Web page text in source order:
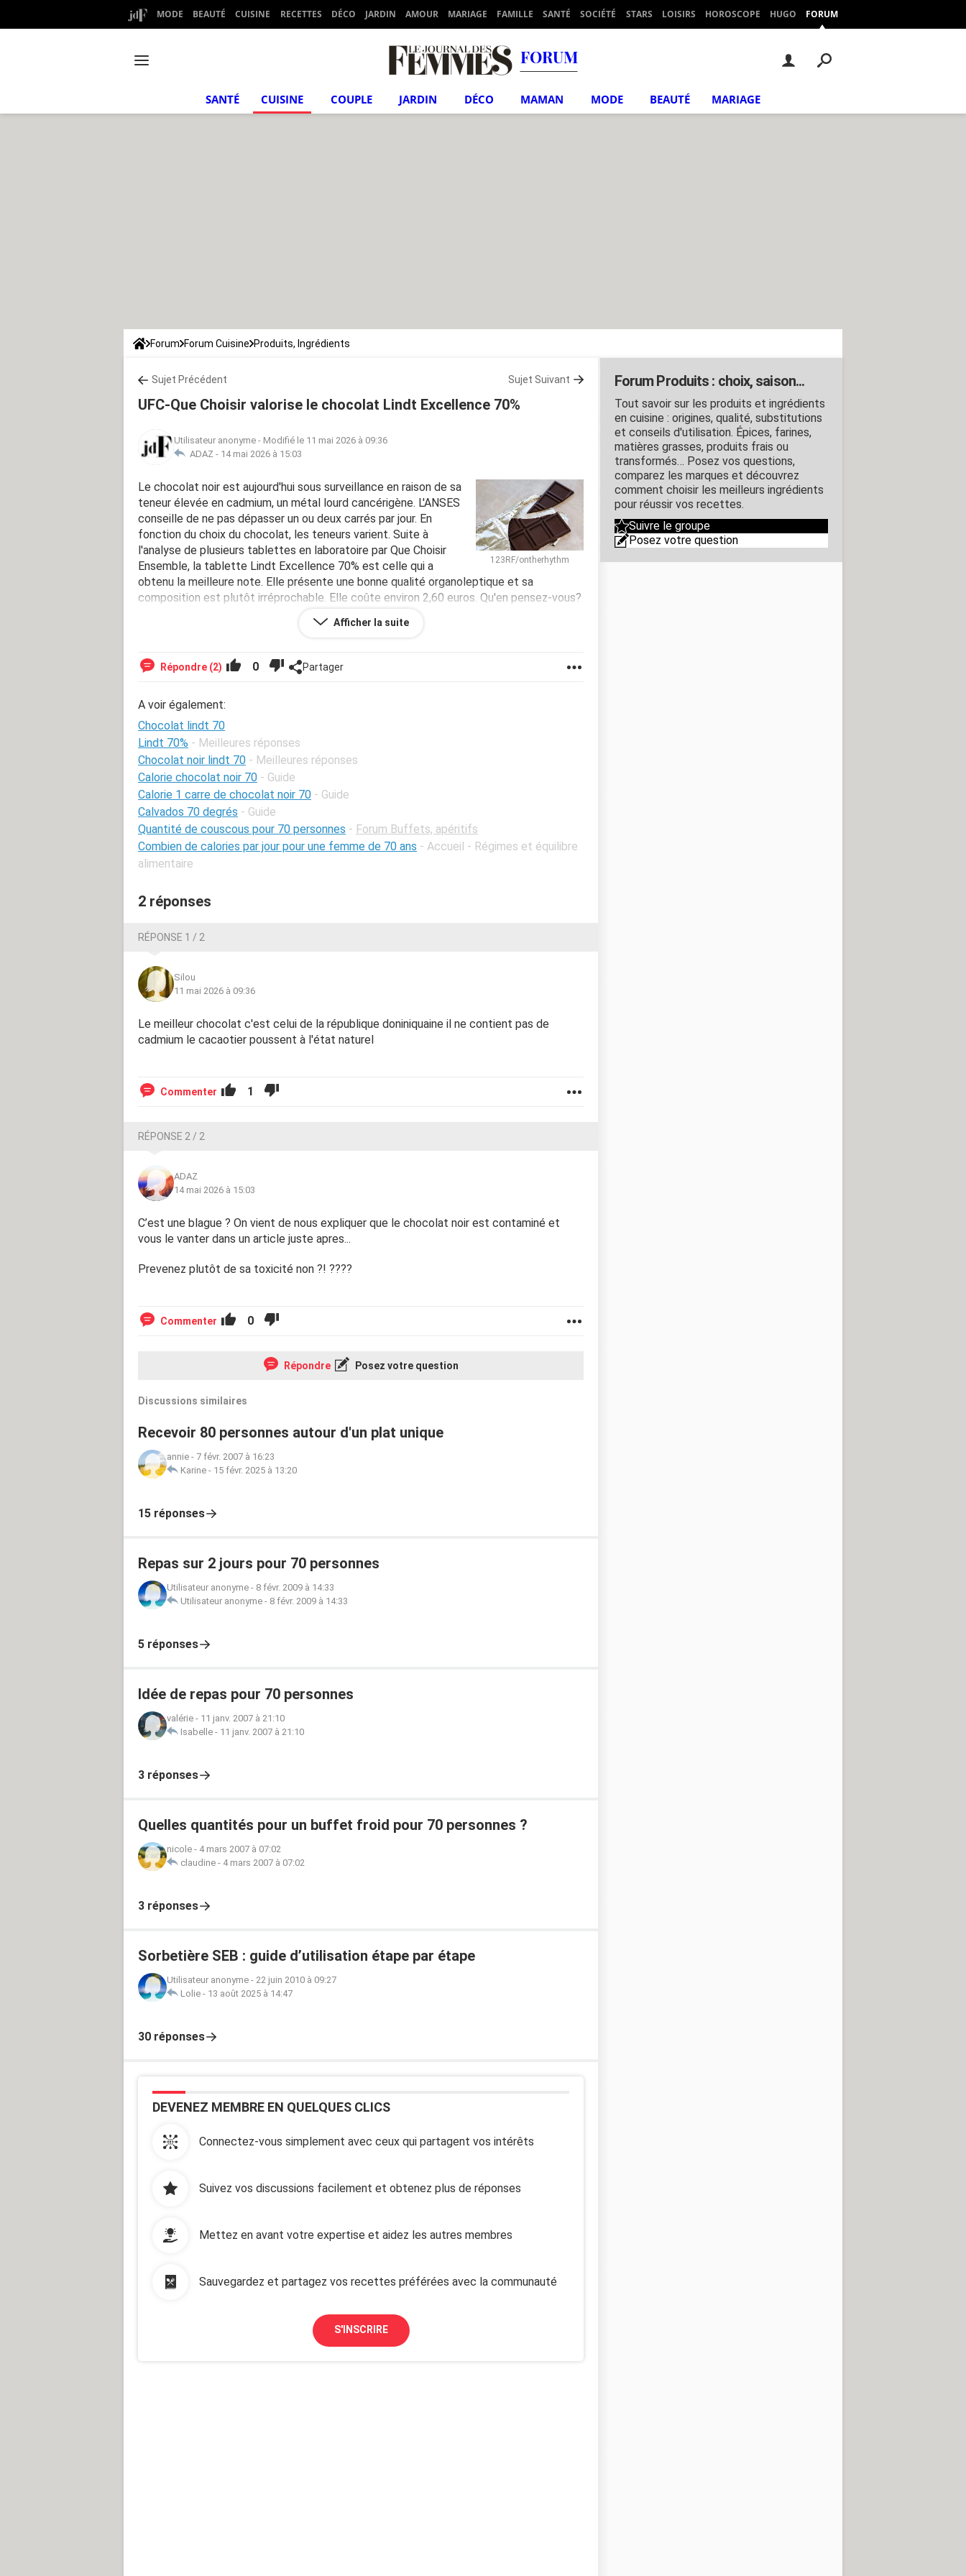
MODE BEAUTÉ CUISINE RECETTES DÉCO JARDIN AMOUR MARIAGE FAMILLE SANTÉ SOCIÉTÉ STARS LOISIRS HOROSCOPE HUGO FORUM
FORUM
SANTÉ CUISINE COUPLE JARDIN DÉCO MAMAN MODE BEAUTÉ MARIAGE
Forum Forum Cuisine Produits, Ingrédients
Sujet Précédent Sujet Suivant
UFC-Que Choisir valorise le chocolat Lindt Excellence 70%
Utilisateur anonyme - Modifié le 11 mai 2026 à 09:36
ADAZ - 14 mai 2026 à 15:03
123RF/ontherhythm
Le chocolat noir est aujourd'hui sous surveillance en raison de sa
teneur élevée en cadmium, un métal lourd cancérigène. L'ANSES
conseille de ne pas dépasser un ou deux carrés par jour. En
fonction du choix du chocolat, les teneurs varient. Suite à
l'analyse de plusieurs tablettes en laboratoire par Que Choisir
Ensemble, la tablette Lindt Excellence 70% est celle qui a
obtenu la meilleure note. Elle présente une bonne qualité organoleptique et sa
composition est plutôt irréprochable. Elle coûte environ 2,60 euros. Qu'en pensez-vous?
Afficher la suite
Répondre (2) 0 Partager
A voir également:
Chocolat lindt 70
Lindt 70% - Meilleures réponses
Chocolat noir lindt 70 - Meilleures réponses
Calorie chocolat noir 70 - Guide
Calorie 1 carre de chocolat noir 70 - Guide
Calvados 70 degrés - Guide
Quantité de couscous pour 70 personnes - Forum Buffets, apéritifs
Combien de calories par jour pour une femme de 70 ans - Accueil - Régimes et équilibre
alimentaire
2 réponses
RÉPONSE 1 / 2
Silou
11 mai 2026 à 09:36
Le meilleur chocolat c'est celui de la république doniniquaine il ne contient pas de
cadmium le cacaotier poussent à l'état naturel
Commenter 1
RÉPONSE 2 / 2
ADAZ
14 mai 2026 à 15:03
C’est une blague ? On vient de nous expliquer que le chocolat noir est contaminé et
vous le vanter dans un article juste apres...
Prevenez plutôt de sa toxicité non ?! ????
Commenter 0
Répondre Posez votre question
Discussions similaires
Recevoir 80 personnes autour d'un plat unique
annie - 7 févr. 2007 à 16:23
Karine - 15 févr. 2025 à 13:20
15 réponses
Repas sur 2 jours pour 70 personnes
Utilisateur anonyme - 8 févr. 2009 à 14:33
Utilisateur anonyme - 8 févr. 2009 à 14:33
5 réponses
Idée de repas pour 70 personnes
valérie - 11 janv. 2007 à 21:10
Isabelle - 11 janv. 2007 à 21:10
3 réponses
Quelles quantités pour un buffet froid pour 70 personnes ?
nicole - 4 mars 2007 à 07:02
claudine - 4 mars 2007 à 07:02
3 réponses
Sorbetière SEB : guide d’utilisation étape par étape
Utilisateur anonyme - 22 juin 2010 à 09:27
Lolie - 13 août 2025 à 14:47
30 réponses
DEVENEZ MEMBRE EN QUELQUES CLICS
Connectez-vous simplement avec ceux qui partagent vos intérêts
Suivez vos discussions facilement et obtenez plus de réponses
Mettez en avant votre expertise et aidez les autres membres
Sauvegardez et partagez vos recettes préférées avec la communauté
S'INSCRIRE
Forum Produits : choix, saison...
Tout savoir sur les produits et ingrédients
en cuisine : origines, qualité, substitutions
et conseils d'utilisation. Épices, farines,
matières grasses, produits frais ou
transformés… Posez vos questions,
comparez les marques et découvrez
comment choisir les meilleurs ingrédients
pour réussir vos recettes.
Suivre le groupe
Posez votre question